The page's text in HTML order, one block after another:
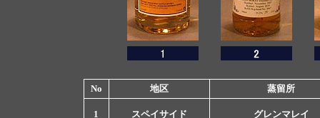
No 地区 蒸留所
1 スペイサイド グレンマレイ